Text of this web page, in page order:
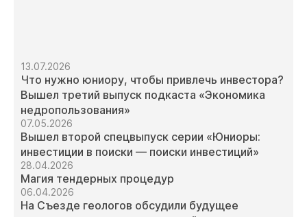
13.07.2026
Что нужно юниору, чтобы привлечь инвестора?
Вышел третий выпуск подкаста «Экономика
недропользования»
07.05.2026
Вышел второй спецвыпуск серии «Юниоры:
инвестиции в поиски — поиски инвестиций»
28.04.2026
Магия тендерных процедур
06.04.2026
На Съезде геологов обсудили будущее